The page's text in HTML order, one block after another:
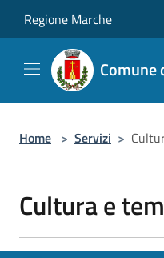
Regione Marche
Comune
Home > Servizi >
Cultura e